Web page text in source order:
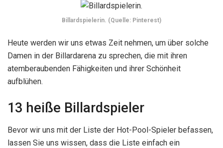
Billardspielerin. (Quelle: Pinterest)
Heute werden wir uns etwas Zeit nehmen, um über solche
Damen in der Billardarena zu sprechen, die mit ihren
atemberaubenden Fähigkeiten und ihrer Schönheit
aufblühen.
13 heiße Billardspieler
Bevor wir uns mit der Liste der Hot-Pool-Spieler befassen,
lassen Sie uns wissen, dass die Liste einfach ein